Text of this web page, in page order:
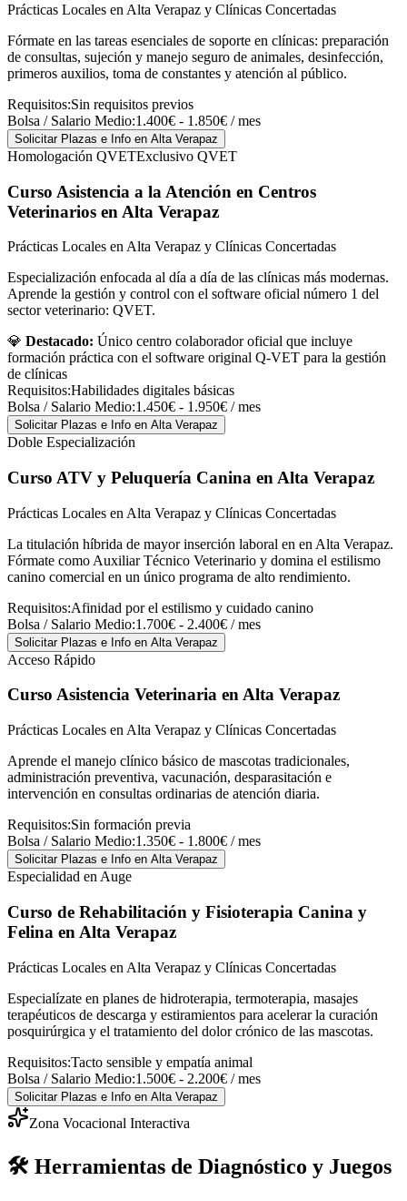
Prácticas Locales en Alta Verapaz y Clínicas Concertadas
Fórmate en las tareas esenciales de soporte en clínicas: preparación
de consultas, sujeción y manejo seguro de animales, desinfección,
primeros auxilios, toma de constantes y atención al público.
Requisitos:Sin requisitos previos
Bolsa / Salario Medio:1.400€ - 1.850€ / mes
Solicitar Plazas e Info en Alta Verapaz
Homologación QVETExclusivo QVET
Curso Asistencia a la Atención en Centros
Veterinarios en Alta Verapaz
Prácticas Locales en Alta Verapaz y Clínicas Concertadas
Especialización enfocada al día a día de las clínicas más modernas.
Aprende la gestión y control con el software oficial número 1 del
sector veterinario: QVET.
💎 Destacado: Único centro colaborador oficial que incluye
formación práctica con el software original Q-VET para la gestión
de clínicas
Requisitos:Habilidades digitales básicas
Bolsa / Salario Medio:1.450€ - 1.950€ / mes
Solicitar Plazas e Info en Alta Verapaz
Doble Especialización
Curso ATV y Peluquería Canina en Alta Verapaz
Prácticas Locales en Alta Verapaz y Clínicas Concertadas
La titulación híbrida de mayor inserción laboral en en Alta Verapaz.
Fórmate como Auxiliar Técnico Veterinario y domina el estilismo
canino comercial en un único programa de alto rendimiento.
Requisitos:Afinidad por el estilismo y cuidado canino
Bolsa / Salario Medio:1.700€ - 2.400€ / mes
Solicitar Plazas e Info en Alta Verapaz
Acceso Rápido
Curso Asistencia Veterinaria en Alta Verapaz
Prácticas Locales en Alta Verapaz y Clínicas Concertadas
Aprende el manejo clínico básico de mascotas tradicionales,
administración preventiva, vacunación, desparasitación e
intervención en consultas ordinarias de atención diaria.
Requisitos:Sin formación previa
Bolsa / Salario Medio:1.350€ - 1.800€ / mes
Solicitar Plazas e Info en Alta Verapaz
Especialidad en Auge
Curso de Rehabilitación y Fisioterapia Canina y
Felina en Alta Verapaz
Prácticas Locales en Alta Verapaz y Clínicas Concertadas
Especialízate en planes de hidroterapia, termoterapia, masajes
terapéuticos de descarga y estiramientos para acelerar la curación
posquirúrgica y el tratamiento del dolor crónico de las mascotas.
Requisitos:Tacto sensible y empatía animal
Bolsa / Salario Medio:1.500€ - 2.200€ / mes
Solicitar Plazas e Info en Alta Verapaz
Zona Vocacional Interactiva
🛠️ Herramientas de Diagnóstico y Juegos